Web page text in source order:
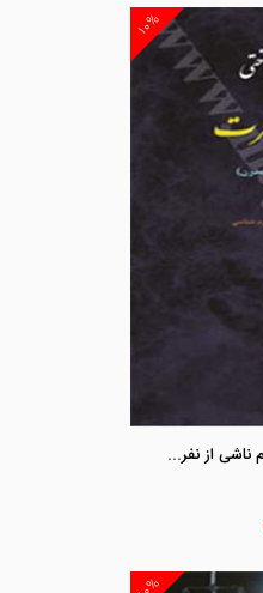
۱۰%
بررسی حقوقی و جرم شناختی جرایم ناشی از نفرت «با تاکید بر مکتب جرم شناسی پست مدرن»